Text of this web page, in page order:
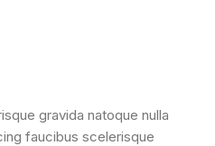
gravida natoque nulla
faucibus scelerisque